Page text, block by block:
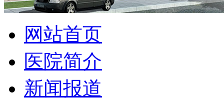
网站首页
医院简介
新闻报道